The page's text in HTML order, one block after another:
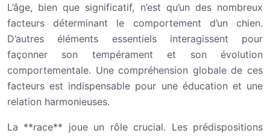
L’âge, bien que significatif, n’est qu’un des nombreux
facteurs déterminant le comportement d’un chien.
D’autres éléments essentiels interagissent pour
façonner son tempérament et son évolution
comportementale. Une compréhension globale de ces
facteurs est indispensable pour une éducation et une
relation harmonieuses.
La **race** joue un rôle crucial. Les prédispositions